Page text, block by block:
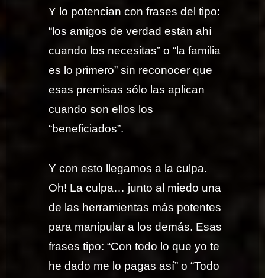
Y lo potencian con frases del tipo:
“los amigos de verdad están ahí
cuando los necesitas” o “la familia
es lo primero” sin reconocer que
esas premisas sólo las aplican
cuando son ellos los
“beneficiados”.
Y con esto llegamos a la culpa.
Oh! La culpa… junto al miedo una
de las herramientas más potentes
para manipular a los demás. Esas
frases tipo: “Con todo lo que yo te
he dado me lo pagas así” o “Todo